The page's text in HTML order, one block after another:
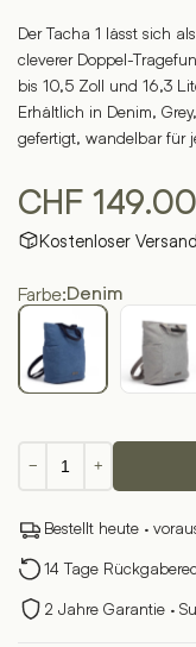
Der Tacha 1 lässt sich
cleverer Doppel-
bis 10,5 Zoll und 16,3
Erhältlich in Denim,
gefertigt, wandelbar für
CHF 149.00
Kostenloser Versand
Farbe:Denim
−
Rucksack
1
+
Bestellt heute ·
14 Tage
2 Jahre Garantie ·